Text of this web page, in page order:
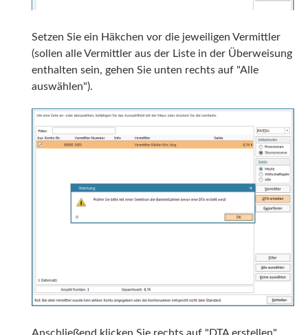
Setzen Sie ein Häkchen vor die jeweiligen Vermittler
(sollen alle Vermittler aus der Liste in der Überweisung
enthalten sein, gehen Sie unten rechts auf "Alle
auswählen").
Anschließend klicken Sie rechts auf "DTA erstellen".